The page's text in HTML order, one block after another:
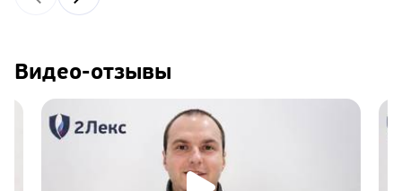
лучше начинать готовить документы заранее, чтобы не
Видео-отзывы